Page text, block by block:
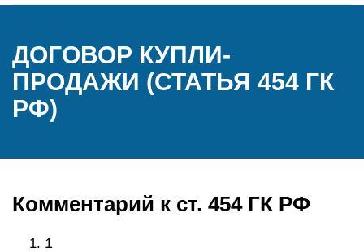
ДОГОВОР КУПЛИ-
ПРОДАЖИ (СТАТЬЯ 454 ГК
РФ)
Комментарий к ст. 454 ГК РФ
1